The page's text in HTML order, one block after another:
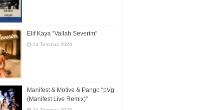
Elif Kaya “Vallah Severim”
24 Temmuz 2026
Manifest & Motive & Pango “pVg
(Manifest Live Remix)”